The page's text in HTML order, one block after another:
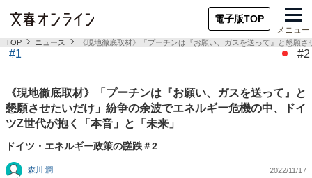
電子版TOP
メニュー
TOP ニュース 《現地徹底取材》「プーチンは『お願い、ガスを送って』と懇願
#1 #2
《現地徹底取材》「プーチンは『お願い、ガスを送って』と
懇願させたいだけ」紛争の余波でエネルギー危機の中、ドイ
ツZ世代が抱く「本音」と「未来」
ドイツ・エネルギー政策の蹉跌＃2
森川 潤 2022/11/17